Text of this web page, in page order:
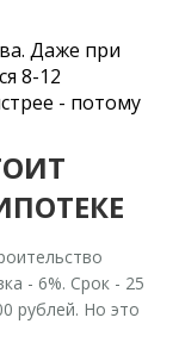
Даже при
8-12
- потому
- 6%. Срок - 25
рублей. Но это